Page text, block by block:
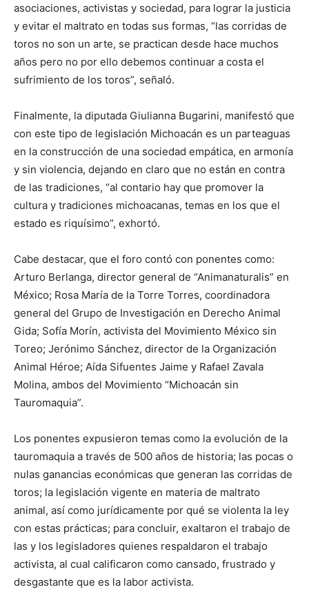
asociaciones, activistas y sociedad, para lograr la justicia
y evitar el maltrato en todas sus formas, “las corridas de
toros no son un arte, se practican desde hace muchos
años pero no por ello debemos continuar a costa el
sufrimiento de los toros”, señaló.
Finalmente, la diputada Giulianna Bugarini, manifestó que
con este tipo de legislación Michoacán es un parteaguas
en la construcción de una sociedad empática, en armonía
y sin violencia, dejando en claro que no están en contra
de las tradiciones, “al contario hay que promover la
cultura y tradiciones michoacanas, temas en los que el
estado es riquísimo”, exhortó.
Cabe destacar, que el foro contó con ponentes como:
Arturo Berlanga, director general de “Animanaturalis” en
México; Rosa María de la Torre Torres, coordinadora
general del Grupo de Investigación en Derecho Animal
Gida; Sofía Morín, activista del Movimiento México sin
Toreo; Jerónimo Sánchez, director de la Organización
Animal Héroe; Aída Sifuentes Jaime y Rafael Zavala
Molina, ambos del Movimiento “Michoacán sin
Tauromaquia”.
Los ponentes expusieron temas como la evolución de la
tauromaquia a través de 500 años de historia; las pocas o
nulas ganancias económicas que generan las corridas de
toros; la legislación vigente en materia de maltrato
animal, así como jurídicamente por qué se violenta la ley
con estas prácticas; para concluir, exaltaron el trabajo de
las y los legisladores quienes respaldaron el trabajo
activista, al cual calificaron como cansado, frustrado y
desgastante que es la labor activista.